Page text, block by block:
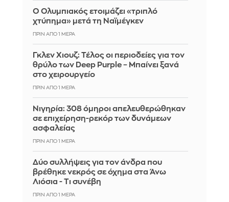
Ο Ολυμπιακός ετοιμάζει «τριπλό
χτύπημα» μετά τη Ναϊμέγκεν
ΠΡΙΝ ΑΠΌ 1 ΜΈΡΑ
Γκλεν Χιουζ: Τέλος οι περιοδείες για τον
θρύλο των Deep Purple – Μπαίνει ξανά
στο χειρουργείο
ΠΡΙΝ ΑΠΌ 1 ΜΈΡΑ
Νιγηρία: 308 όμηροι απελευθερώθηκαν
σε επιχείρηση-ρεκόρ των δυνάμεων
ασφαλείας
ΠΡΙΝ ΑΠΌ 1 ΜΈΡΑ
Δύο συλλήψεις για τον άνδρα που
βρέθηκε νεκρός σε όχημα στα Άνω
Λιόσια - Τι συνέβη
ΠΡΙΝ ΑΠΌ 1 ΜΈΡΑ